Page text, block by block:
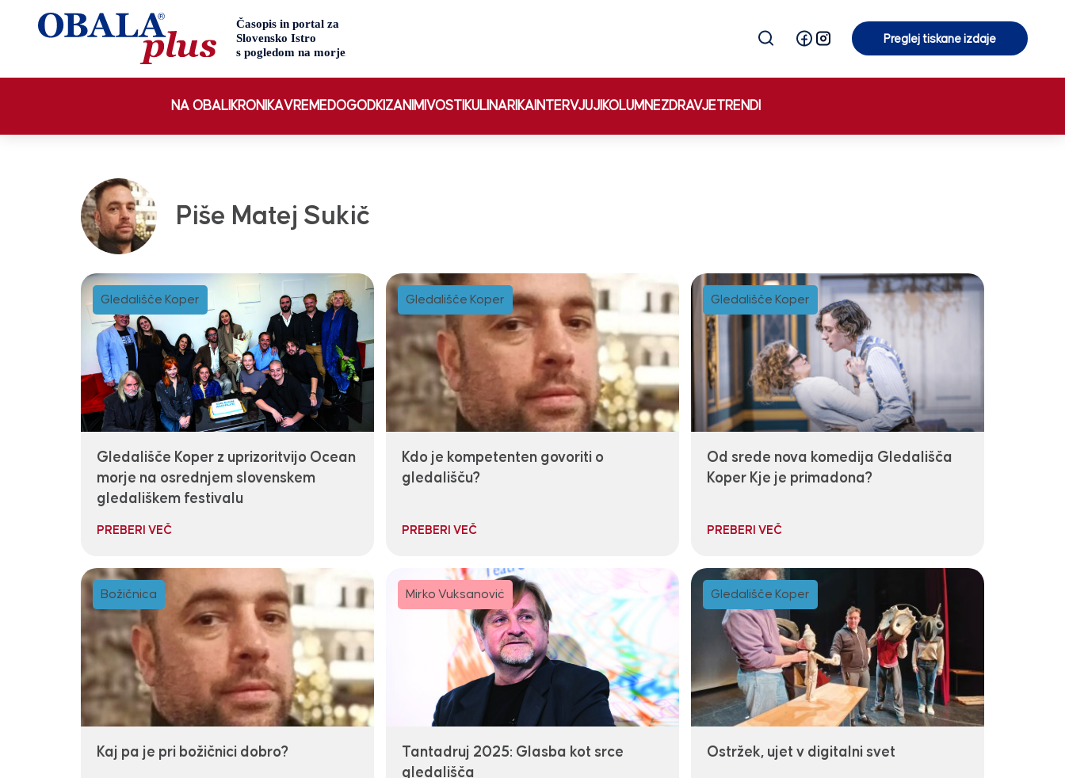
Preglej tiskane izdaje
NA OBALI KRONIKAVREMEDOGODKIZANIMIVOSTI KULINARIKA INTERVJUJI KOLUMNEZDRAVJETRENDI
Piše Matej Sukič
Gledališče Koper
Gledališče Koper z uprizoritvijo Ocean
morje na osrednjem slovenskem
gledališkem festivalu
PREBERI VEČ
Gledališče Koper
Kdo je kompetenten govoriti o
gledališču?
PREBERI VEČ
Gledališče Koper
Od srede nova komedija Gledališča
Koper Kje je primadona?
PREBERI VEČ
Božičnica
Kaj pa je pri božičnici dobro?
Mirko Vuksanović
Tantadruj 2025: Glasba kot srce
gledališča
Gledališče Koper
Ostržek, ujet v digitalni svet